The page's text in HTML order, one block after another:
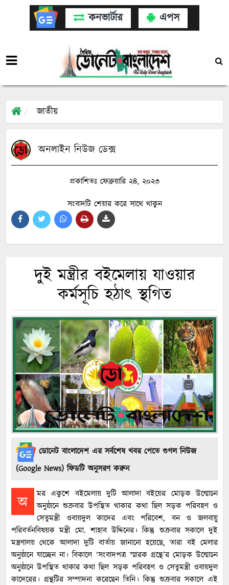
কনভার্টার এপস
জাতীয়
অনলাইন নিউজ ডেক্স
প্রকাশিতঃ ফেব্রুয়ারি ২৪, ২০২৩
সংবাদটি শেয়ার করে সাথে থাকুন
দুই মন্ত্রীর বইমেলায় যাওয়ার
কর্মসূচি হঠাৎ স্থগিত
ডোনেট বাংলাদেশ এর সর্বশেষ খবর পেতে গুগল নিউজ
(Google News) ফিডটি অনুসরণ করুন
অ
মর একুশে বইমেলায় দুটি আলাদা বইয়ের মোড়ক উন্মোচন
অনুষ্ঠানে শুক্রবার উপস্থিত থাকার কথা ছিল সড়ক পরিবহণ ও
সেতুমন্ত্রী ওবায়দুল কাদের এবং পরিবেশ, বন ও জলবায়ু
পরিবর্তনবিষয়ক মন্ত্রী মো. শাহাব উদ্দিনের। কিন্তু শুক্রবার সকালে দুই
মন্ত্রণালয় থেকে আলাদা দুটি বার্তায় জানানো হয়েছে, তারা বই মেলার
অনুষ্ঠানে যাচ্ছেন না। বিকালে ‘সংবাদপত্র স্মারক গ্রন্থে’র মোড়ক উন্মোচন
অনুষ্ঠানে উপস্থিত থাকার কথা ছিল সড়ক পরিবহণ ও সেতুমন্ত্রী ওবায়দুল
কাদেরের। গ্রন্থটির সম্পাদনা করেছেন তিনি। কিন্তু শুক্রবার সকালে এই